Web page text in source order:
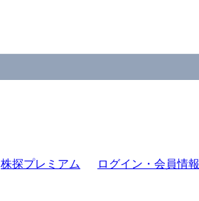
株探プレミアム ログイン・会員情報